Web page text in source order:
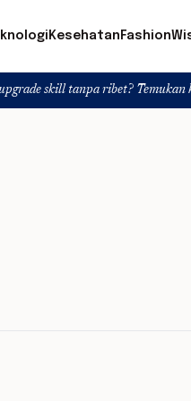
Kesehatan Fashion
tanpa ribet? Temukan kelas seru